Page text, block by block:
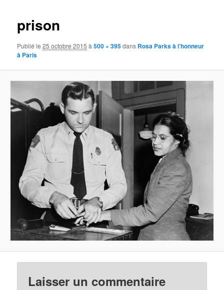
prison
Publié le25 octobre 2015 à500 × 395dans Rosa Parks à l’honneur
à Paris
Laisser un commentaire